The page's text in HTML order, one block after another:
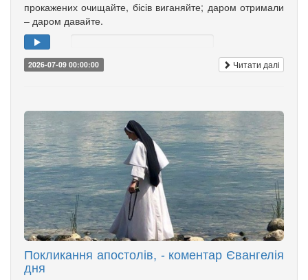
прокажених очищайте, бісів виганяйте; даром отримали
– даром давайте.
2026-07-09 00:00:00 Читати далі
Покликання апостолів, - коментар Євангелія
дня